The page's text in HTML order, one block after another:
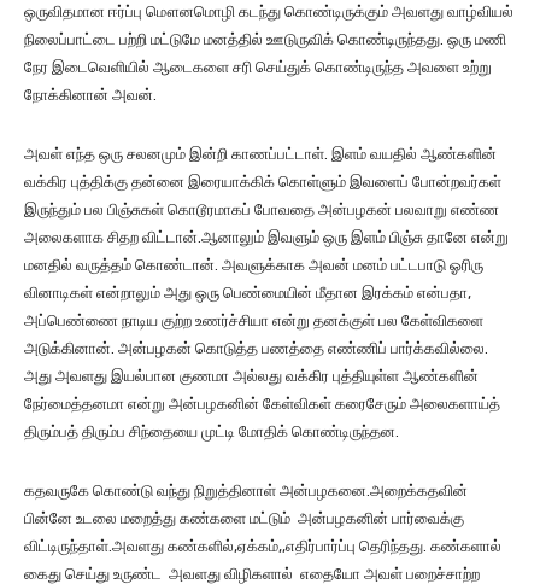
ஒருவிதமான ஈர்ப்பு மௌனமொழி கடந்து கொண்டிருக்கும் அவளது வாழ்வியல்
நிலைப்பாட்டை பற்றி மட்டுமே மனத்தில் ஊடுருவிக் கொண்டிருந்தது. ஒரு மணி
நேர இடைவெளியில் ஆடைகளை சரி செய்துக் கொண்டிருந்த அவளை உற்று
நோக்கினான் அவன்.
அவள் எந்த ஒரு சலனமும் இன்றி காணப்பட்டாள். இளம் வயதில் ஆண்களின்
வக்கிர புத்திக்கு தன்னை இரையாக்கிக் கொள்ளும் இவளைப் போன்றவர்கள்
இருந்தும் பல பிஞ்சுகள் கொடூரமாகப் போவதை அன்பழகன் பலவாறு எண்ண
அலைகளாக சிதற விட்டான்.ஆனாலும் இவளும் ஒரு இளம் பிஞ்சு தானே என்று
மனதில் வருத்தம் கொண்டான். அவளுக்காக அவன் மனம் பட்டபாடு ஓரிரு
வினாடிகள் என்றாலும் அது ஒரு பெண்மையின் மீதான இரக்கம் என்பதா,
அப்பெண்ணை நாடிய குற்ற உணர்ச்சியா என்று தனக்குள் பல கேள்விகளை
அடுக்கினான். அன்பழகன் கொடுத்த பணத்தை எண்ணிப் பார்க்கவில்லை.
அது அவளது இயல்பான குணமா அல்லது வக்கிர புத்தியுள்ள ஆண்களின்
நேர்மைத்தனமா என்று அன்பழகனின் கேள்விகள் கரைசேரும் அலைகளாய்த்
திரும்பத் திரும்ப சிந்தையை முட்டி மோதிக் கொண்டிருந்தன.
கதவருகே கொண்டு வந்து நிறுத்தினாள் அன்பழகனை.அறைக்கதவின்
பின்னே உடலை மறைத்து கண்களை மட்டும் அன்பழகனின் பார்வைக்கு
விட்டிருந்தாள்.அவளது கண்களில்,ஏக்கம்,,எதிர்பார்ப்பு தெரிந்தது. கண்களால்
கைது செய்து உருண்ட அவளது விழிகளால் எதையோ அவள் பறைச்சாற்ற